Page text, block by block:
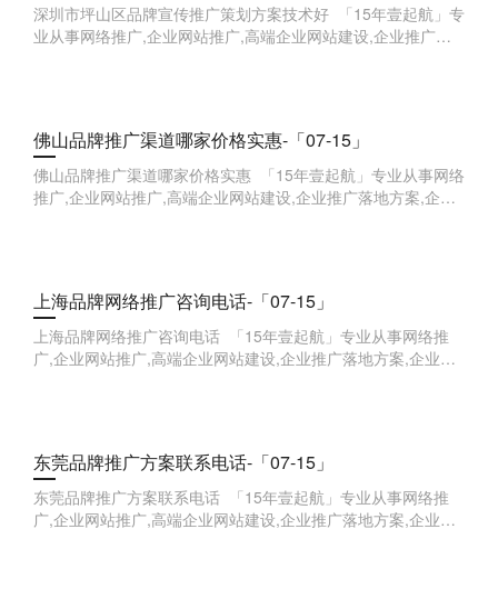
深圳市坪山区品牌宣传推广策划方案技术好 「15年壹起航」专
业从事网络推广,企业网站推广,高端企业网站建设,企业推广落
佛山品牌推广渠道哪家价格实惠-「07-15」
佛山品牌推广渠道哪家价格实惠 「15年壹起航」专业从事网络
推广,企业网站推广,高端企业网站建设,企业推广落地方案,企业
上海品牌网络推广咨询电话-「07-15」
上海品牌网络推广咨询电话 「15年壹起航」专业从事网络推
广,企业网站推广,高端企业网站建设,企业推广落地方案,企业品
东莞品牌推广方案联系电话-「07-15」
东莞品牌推广方案联系电话 「15年壹起航」专业从事网络推
广,企业网站推广,高端企业网站建设,企业推广落地方案,企业品